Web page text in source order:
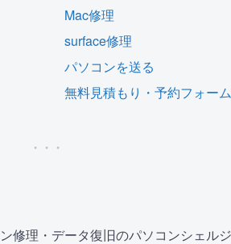
Mac修理
surface修理
パソコンを送る
無料見積もり・予約フォー
修理・データ復旧のパソコンシェル